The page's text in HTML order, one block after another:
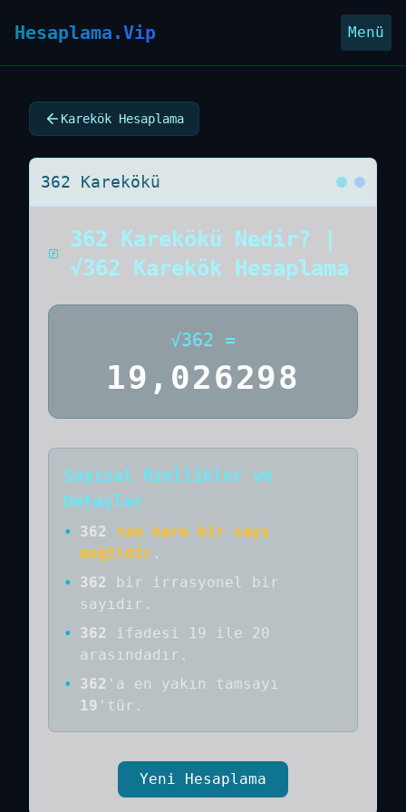
Hesaplama.Vip Menü
Karekök Hesaplama
362 Karekökü
362 Karekökü Nedir? |
√362 Karekök Hesaplama
√362 =
19,026298
Sayısal Özellikler ve
Detaylar
• 362
tam kare bir sayı
değildir .
•
362 bir
irrasyonel bir
sayıdır .
•
362
ifadesi 19 ile 20
arasındadır.
•
362 'a en yakın tamsayı
19 'tür.
Yeni Hesaplama